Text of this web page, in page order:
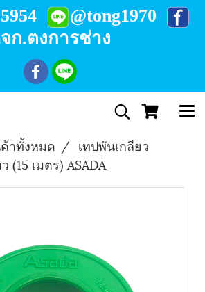
@tong1970
ก.ตงการช่าง
าทั้งหมด
เทปพันเกลียว
(15 เมตร) ASADA